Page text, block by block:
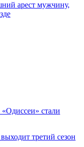
арест мужчину,
стали
третий сезон